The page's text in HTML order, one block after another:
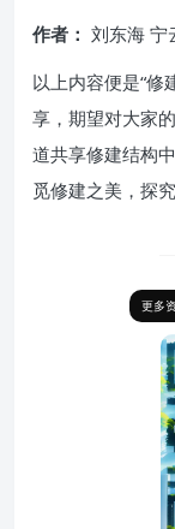
作者： 刘东海 宁
以上内容便是“修
享，期望对大家
道共享修建结构
觅修建之美，探
更多